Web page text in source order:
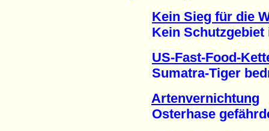
Kein Sieg für die
Kein Schutzgebiet
US-Fast-Food-
Sumatra-Tiger
Artenvernichtung
Osterhase